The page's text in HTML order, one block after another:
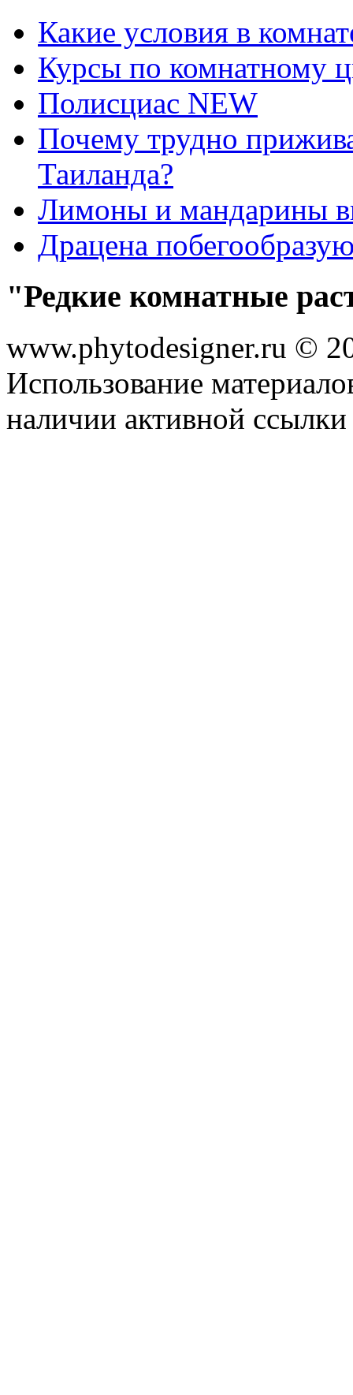
Какие условия в
Курсы по комнатному
Полисциас NEW
Почему трудно
Таиланда?
Лимоны и мандарины
Драцена
"Редкие комнатные
www.phytodesigner.ru ©
Использование
наличии активной